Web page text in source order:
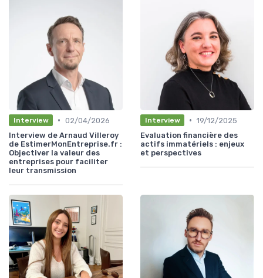
Interview • 02/04/2026
Interview de Arnaud Villeroy
de EstimerMonEntreprise.fr :
Objectiver la valeur des
entreprises pour faciliter
leur transmission
Interview • 19/12/2025
Evaluation financière des
actifs immatériels : enjeux
et perspectives